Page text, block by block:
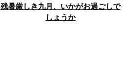
残暑厳しき九月、いかがお過ごしで
しょうか